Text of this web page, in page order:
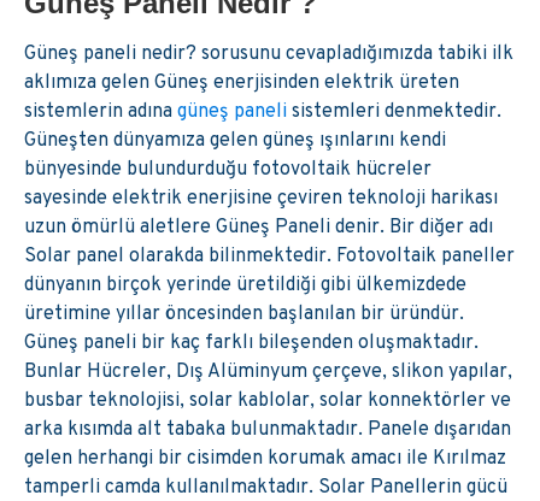
Güneş paneli nedir? sorusunu cevapladığımızda tabiki ilk
aklımıza gelen Güneş enerjisinden elektrik üreten
sistemlerin adına güneş paneli sistemleri denmektedir.
Güneşten dünyamıza gelen güneş ışınlarını kendi
bünyesinde bulundurduğu fotovoltaik hücreler
sayesinde elektrik enerjisine çeviren teknoloji harikası
uzun ömürlü aletlere Güneş Paneli denir. Bir diğer adı
Solar panel olarakda bilinmektedir. Fotovoltaik paneller
dünyanın birçok yerinde üretildiği gibi ülkemizdede
üretimine yıllar öncesinden başlanılan bir üründür.
Güneş paneli bir kaç farklı bileşenden oluşmaktadır.
Bunlar Hücreler, Dış Alüminyum çerçeve, slikon yapılar,
busbar teknolojisi, solar kablolar, solar konnektörler ve
arka kısımda alt tabaka bulunmaktadır. Panele dışarıdan
gelen herhangi bir cisimden korumak amacı ile Kırılmaz
tamperli camda kullanılmaktadır. Solar Panellerin gücü